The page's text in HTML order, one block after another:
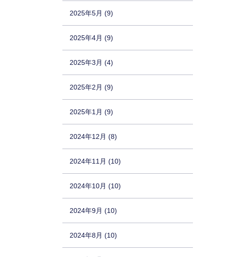
2025年5月 (9)
2025年4月 (9)
2025年3月 (4)
2025年2月 (9)
2025年1月 (9)
2024年12月 (8)
2024年11月 (10)
2024年10月 (10)
2024年9月 (10)
2024年8月 (10)